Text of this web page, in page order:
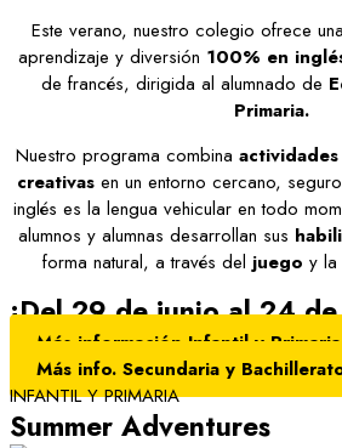
Este verano, nuestro colegio ofrece
aprendizaje y diversión 100% en
de francés, dirigida al alumnado de
Primaria.
Nuestro programa combina
creativas en un entorno cercano,
inglés es la lengua vehicular en todo
alumnos y alumnas desarrollan sus
forma natural, a través deljuego y la
¡Del 29 de junio al 24
Más información Infantil y Primaria
Más info. Secundaria y
INFANTIL Y PRIMARIA
Summer Adventures